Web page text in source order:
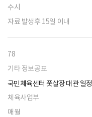
수시
자료 발생후 15일 이내
78
기타 정보공표
국민체육센터 풋살장 대관 일정
체육사업부
매월